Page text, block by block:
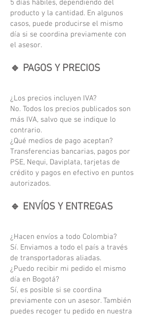
5 días hábiles, dependiendo del
producto y la cantidad. En algunos
casos, puede producirse el mismo
día si se coordina previamente con
el asesor.
🔹 PAGOS Y PRECIOS
¿Los precios incluyen IVA?
No. Todos los precios publicados son
más IVA, salvo que se indique lo
contrario.
¿Qué medios de pago aceptan?
Transferencias bancarias, pagos por
PSE, Nequi, Daviplata, tarjetas de
crédito y pagos en efectivo en puntos
autorizados.
🔹 ENVÍOS Y ENTREGAS
¿Hacen envíos a todo Colombia?
Sí. Enviamos a todo el país a través
de transportadoras aliadas.
¿Puedo recibir mi pedido el mismo
día en Bogotá?
Sí, es posible si se coordina
previamente con un asesor. También
puedes recoger tu pedido en nuestra